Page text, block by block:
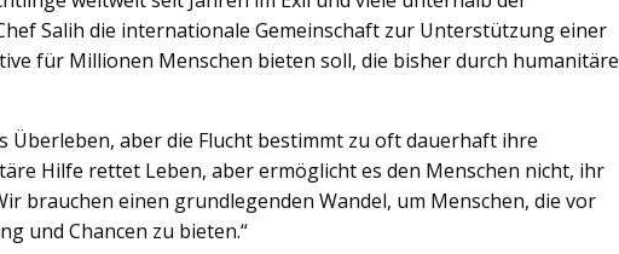
Salih die internationale Gemeinschaft zur Unterstützung einer
für Millionen Menschen bieten soll, die bisher durch humanitäre
Überleben, aber die Flucht bestimmt zu oft dauerhaft ihre
Hilfe rettet Leben, aber ermöglicht es den Menschen nicht, ihr
brauchen einen grundlegenden Wandel, um Menschen, die vor
und Chancen zu bieten.“